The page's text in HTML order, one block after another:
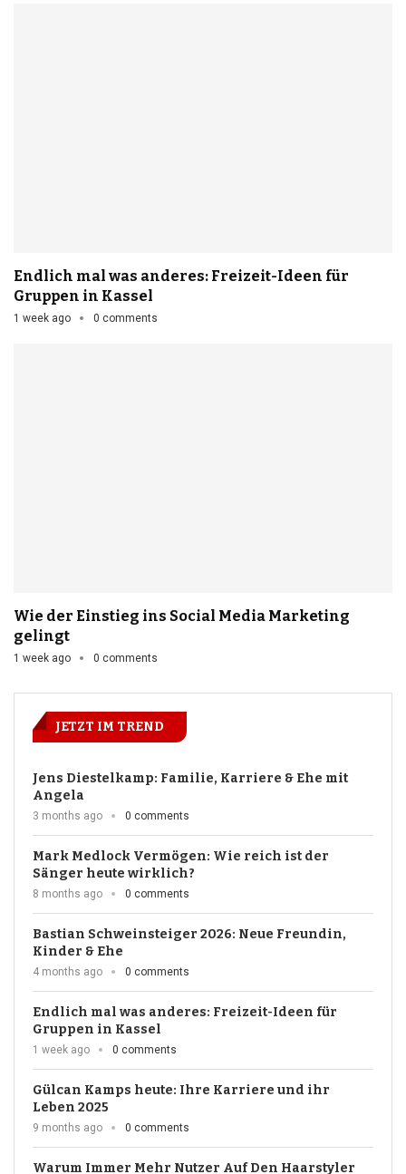
Endlich mal was anderes: Freizeit-Ideen für
Gruppen in Kassel
1 week ago 0 comments
Wie der Einstieg ins Social Media Marketing
gelingt
1 week ago 0 comments
JETZT IM TREND
Jens Diestelkamp: Familie, Karriere & Ehe mit
Angela
3 months ago 0 comments
Mark Medlock Vermögen: Wie reich ist der
Sänger heute wirklich?
8 months ago 0 comments
Bastian Schweinsteiger 2026: Neue Freundin,
Kinder & Ehe
4 months ago 0 comments
Endlich mal was anderes: Freizeit-Ideen für
Gruppen in Kassel
1 week ago 0 comments
Gülcan Kamps heute: Ihre Karriere und ihr
Leben 2025
9 months ago 0 comments
Warum Immer Mehr Nutzer Auf Den Haarstyler